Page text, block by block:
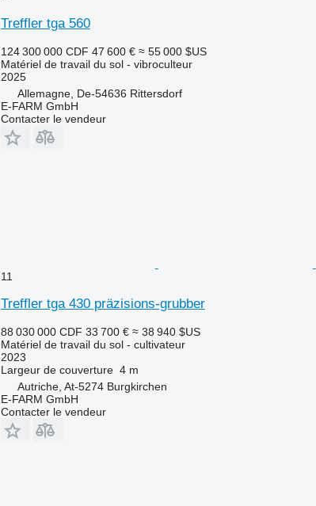
Treffler tga 560
124 300 000 CDF 47 600 € ≈ 55 000 $US
Matériel de travail du sol - vibroculteur
2025
Allemagne, De-54636 Rittersdorf
E-FARM GmbH
Contacter le vendeur
11
Treffler tga 430 präzisions-grubber
88 030 000 CDF 33 700 € ≈ 38 940 $US
Matériel de travail du sol - cultivateur
2023
Largeur de couverture 4 m
Autriche, At-5274 Burgkirchen
E-FARM GmbH
Contacter le vendeur